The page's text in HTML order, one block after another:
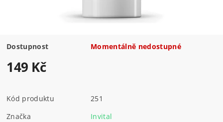
Dostupnost Momentálně nedostupné
149 Kč
Kód produktu
251
Značka
Invital